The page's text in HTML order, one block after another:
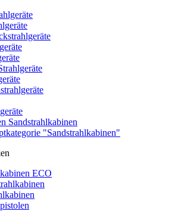
Sandstrahlkabinen
"Sandstrahlkabinen"
ECO